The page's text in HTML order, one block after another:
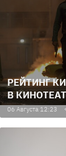
РЕЙТИНГ
В
06 Августа 12:23